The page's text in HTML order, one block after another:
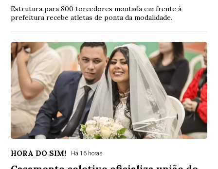
Estrutura para 800 torcedores montada em frente à
prefeitura recebe atletas de ponta da modalidade.
HORA DO SIM! Há 16 horas